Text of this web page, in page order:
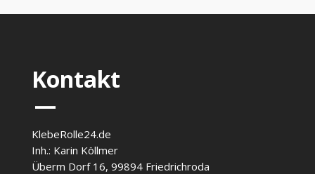
Kontakt
—
KlebeRolle24.de
Inh.: Karin Köllmer
Überm Dorf 16, 99894 Friedrichroda